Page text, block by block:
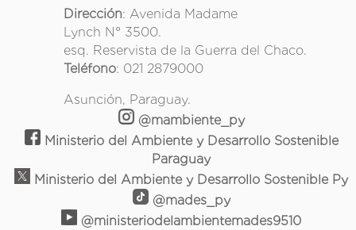
Dirección: Avenida Madame
Lynch N° 3500.
esq. Reservista de la Guerra del Chaco.
Teléfono: 021 2879000
Asunción, Paraguay.
@mambiente_py
Ministerio del Ambiente y Desarrollo Sostenible
Paraguay
Ministerio del Ambiente y Desarrollo Sostenible Py
@mades_py
@ministeriodelambientemades9510